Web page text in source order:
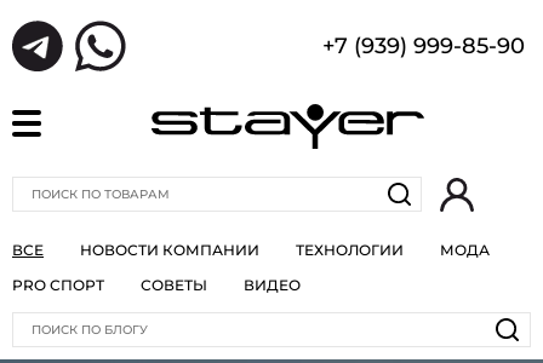
+7 (939) 999-85-90
ВСЕ НОВОСТИ КОМПАНИИ ТЕХНОЛОГИИ
МОДА
PRO СПОРТ
СОВЕТЫ ВИДЕО